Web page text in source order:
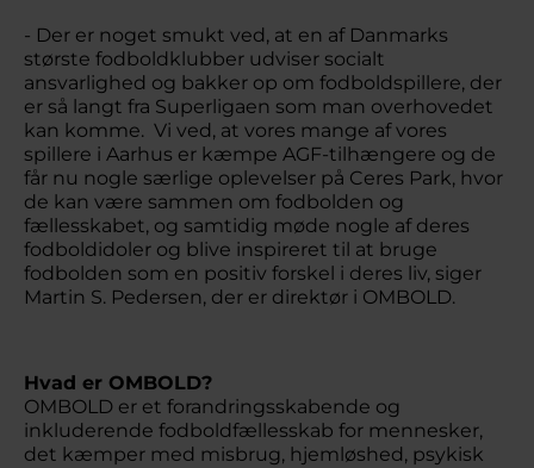
- Der er noget smukt ved, at en af Danmarks
største fodboldklubber udviser socialt
ansvarlighed og bakker op om fodboldspillere, der
er så langt fra Superligaen som man overhovedet
kan komme. Vi ved, at vores mange af vores
spillere i Aarhus er kæmpe AGF-tilhængere og de
får nu nogle særlige oplevelser på Ceres Park, hvor
de kan være sammen om fodbolden og
fællesskabet, og samtidig møde nogle af deres
fodboldidoler og blive inspireret til at bruge
fodbolden som en positiv forskel i deres liv, siger
Martin S. Pedersen, der er direktør i OMBOLD.
Hvad er OMBOLD?
OMBOLD er et forandringsskabende og
inkluderende fodboldfællesskab for mennesker,
det kæmper med misbrug, hjemløshed, psykisk